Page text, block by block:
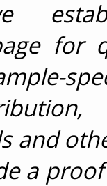
for
and
a